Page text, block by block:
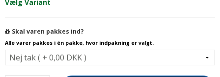
Vælg Variant
Skal varen pakkes ind?
Alle varer pakkes i én pakke, hvor indpakning er valgt.